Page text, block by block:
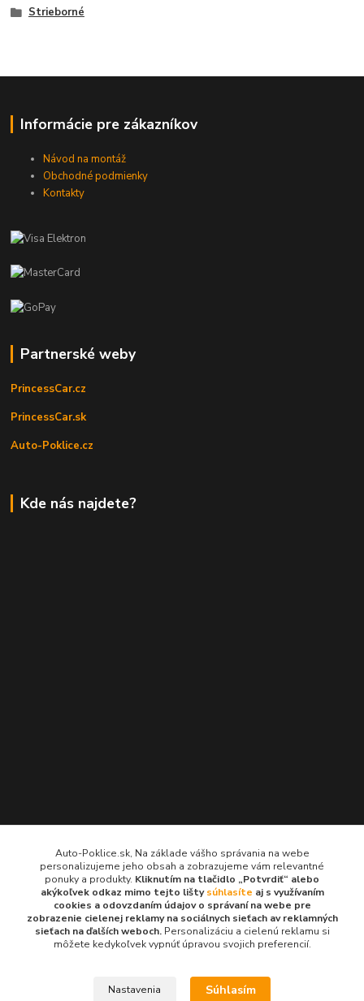
Strieborné
Informácie pre zákazníkov
Návod na montáž
Obchodné podmienky
Kontakty
Partnerské weby
PrincessCar.cz
PrincessCar.sk
Auto-Poklice.cz
Kde nás najdete?
Kontakty
Auto-Poklice.sk
(Po-Pia, 8-16 hod.)
info@auto-poklice.sk
Auto-Poklice.sk, Na základe vášho správania na webe
personalizujeme jeho obsah a zobrazujeme vám relevantné
ponuky a produkty. Kliknutím na tlačidlo „Potvrdiť“ alebo
akýkoľvek odkaz mimo tejto lištysúhlasíte aj s využívaním
cookies a odovzdaním údajov o správaní na webe pre
zobrazenie cielenej reklamy na sociálnych sieťach av reklamných
sieťach na ďalších weboch.Personalizáciu a cielenú reklamu si
môžete kedykoľvek vypnúť úpravou svojich preferencií.
Nastavenia Súhlasím